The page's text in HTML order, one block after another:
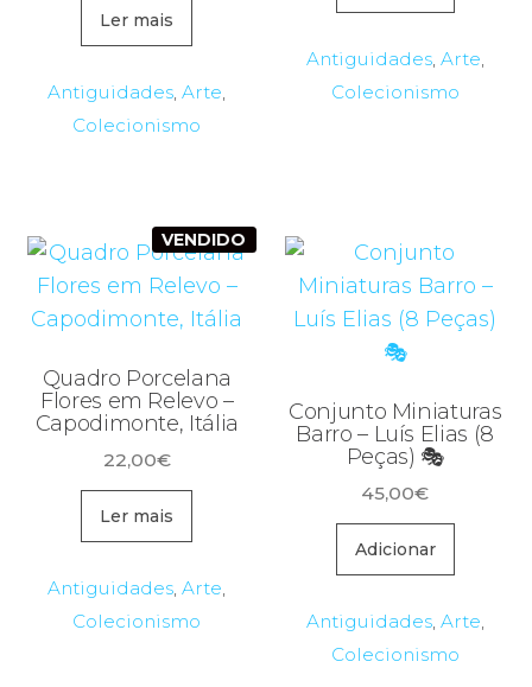
Ler mais
Antiguidades,Arte,
Colecionismo
Antiguidades, Arte,
Colecionismo
VENDIDO
Quadro Porcelana
Flores em Relevo –
Capodimonte, Itália
22,00€
Ler mais
Antiguidades,Arte,
Colecionismo
Conjunto Miniaturas
Barro – Luís Elias (8
Peças) 🎭
45,00€
Adicionar
Antiguidades, Arte,
Colecionismo